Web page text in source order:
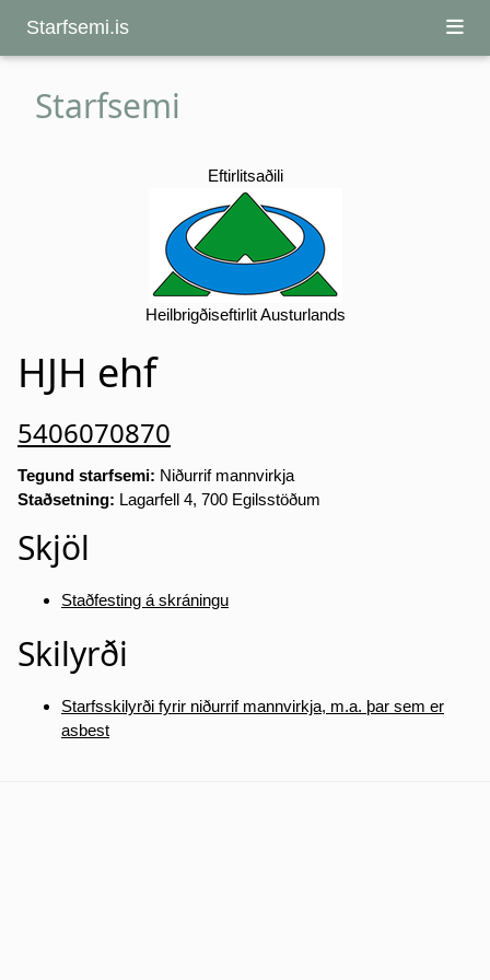
Starfsemi.is
Starfsemi
Eftirlitsaðili
Heilbrigðiseftirlit Austurlands
HJH ehf
5406070870
Tegund starfsemi: Niðurrif mannvirkja
Staðsetning: Lagarfell 4, 700 Egilsstöðum
Skjöl
Staðfesting á skráningu
Skilyrði
Starfsskilyrði fyrir niðurrif mannvirkja, m.a. þar sem er
asbest